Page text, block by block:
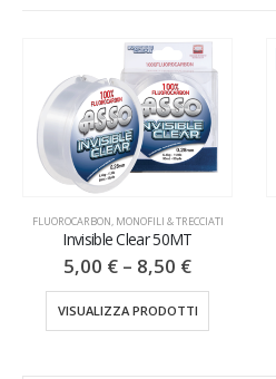
FLUOROCARBON, MONOFILI & TRECCIATI
Invisible Clear 50MT
5,00 € – 8,50 €
VISUALIZZA PRODOTTI